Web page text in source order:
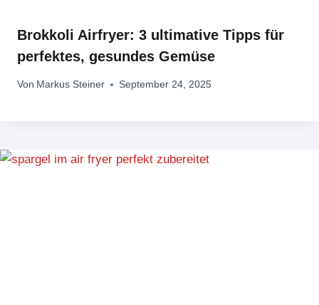
Brokkoli Airfryer: 3 ultimative Tipps für
perfektes, gesundes Gemüse
Von Markus Steiner September 24, 2025